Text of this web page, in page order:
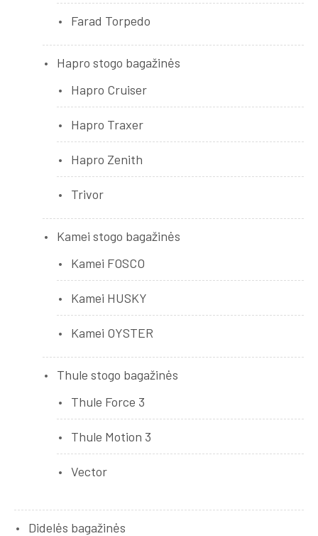
Farad Torpedo
Hapro stogo bagažinės
Hapro Cruiser
Hapro Traxer
Hapro Zenith
Trivor
Kamei stogo bagažinės
Kamei FOSCO
Kamei HUSKY
Kamei OYSTER
Thule stogo bagažinės
Thule Force 3
Thule Motion 3
Vector
Didelės bagažinės